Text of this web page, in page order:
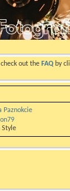
out the FAQ by
Style